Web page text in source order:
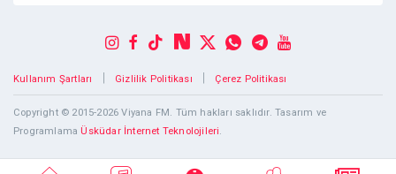
Kullanım Şartları Gizlilik Politikası Çerez Politikası
Copyright © 2015-2026 Viyana FM. Tüm hakları saklıdır. Tasarım ve
Programlama Üsküdar İnternet Teknolojileri.